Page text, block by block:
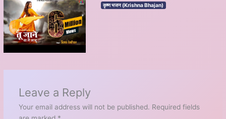
कृष्ण भजन (Krishna Bhajan)
Leave a Reply
Your email address will not be published. Required fields